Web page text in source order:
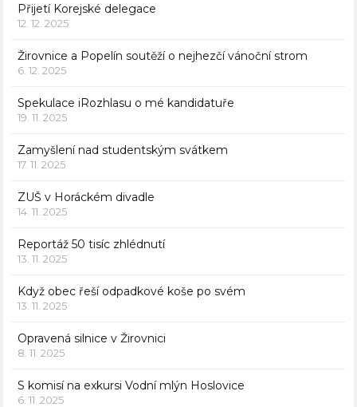
Přijetí Korejské delegace
12. 12. 2025
Žirovnice a Popelín soutěží o nejhezčí vánoční strom
6. 12. 2025
Spekulace iRozhlasu o mé kandidatuře
19. 11. 2025
Zamyšlení nad studentským svátkem
17. 11. 2025
ZUŠ v Horáckém divadle
14. 11. 2025
Reportáž 50 tisíc zhlédnutí
13. 11. 2025
Když obec řeší odpadkové koše po svém
13. 11. 2025
Opravená silnice v Žirovnici
8. 11. 2025
S komisí na exkursi Vodní mlýn Hoslovice
6. 11. 2025